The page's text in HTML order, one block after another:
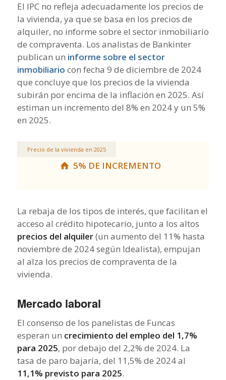
El IPC no refleja adecuadamente los precios de
la vivienda, ya que se basa en los precios de
alquiler, no informe sobre el sector inmobiliario
de compraventa. Los analistas de Bankinter
publican un informe sobre el sector
inmobiliario con fecha 9 de diciembre de 2024
que concluye que los precios de la vivienda
subirán por encima de la inflación en 2025. Así
estiman un incremento del 8% en 2024 y un 5%
en 2025.
Precio de la vivienda en 2025
5% DE INCREMENTO
La rebaja de los tipos de interés, que facilitan el
acceso al crédito hipotecario, junto a los altos
precios del alquiler(un aumento del 11% hasta
noviembre de 2024 según Idealista), empujan
al alza los precios de compraventa de la
vivienda.
Mercado laboral
El consenso de los panelistas de Funcas
esperan un crecimiento del empleo del 1,7%
para 2025, por debajo del 2,2% de 2024. La
tasa de paro bajaría, del 11,5% de 2024 al
11,1% previsto para 2025.